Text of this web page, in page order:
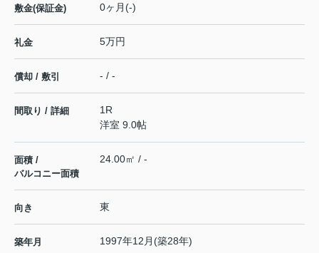
敷金(保証金) 0ヶ月(-)
礼金 5万円
償却 / 敷引 - / -
間取り / 詳細
1R
洋室 9.0帖
面積 /
バルコニー面積
24.00㎡ / -
向き 東
築年月 1997年12月(築28年)